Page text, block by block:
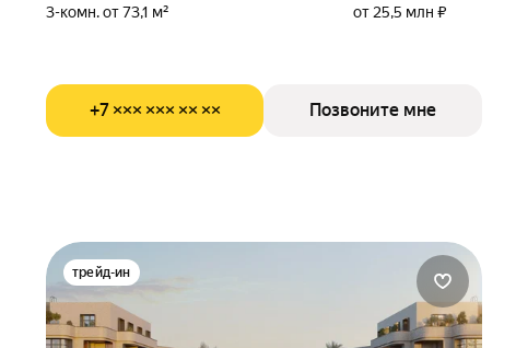
3-комн. от 73,1 м²
от 25,5 млн ₽
+7 ××× ××× ×× ×× Позвоните мне
трейд-ин